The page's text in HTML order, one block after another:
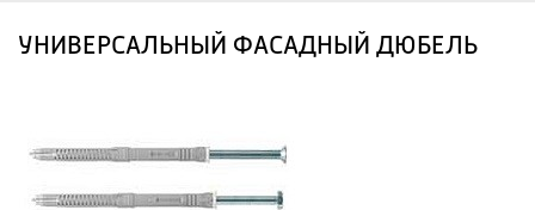
УНИВЕРСАЛЬНЫЙ ФАСАДНЫЙ ДЮБЕЛЬ